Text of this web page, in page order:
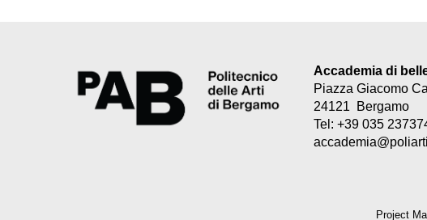
Accademia di
Piazza Giacomo
24121 Bergamo
Tel: +39 035
Project